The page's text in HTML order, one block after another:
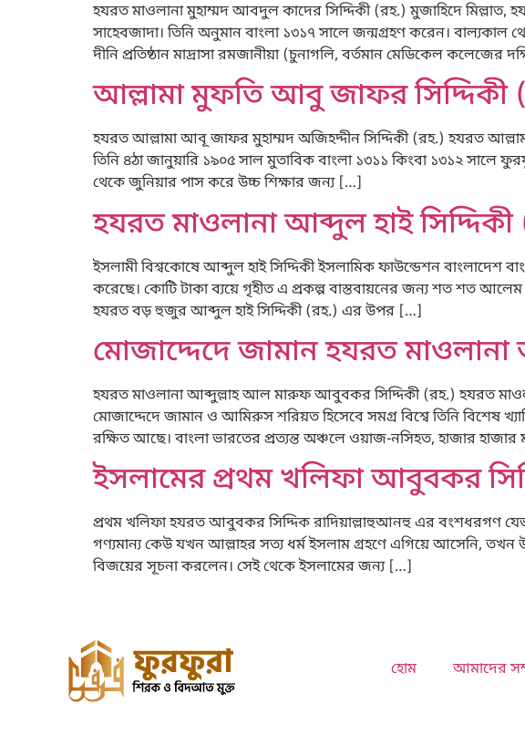
হযরত মাওলানা মুহাম্মদ আবদুল কাদের সিদ্দিকী (রহ.) মুজাহিদে
সাহেবজাদা। তিনি অনুমান বাংলা ১৩১৭ সালে জন্মগ্রহণ করেন। বাল্যকাল
দীনি প্রতিষ্ঠান মাদ্রাসা রমজানীয়া (চুনাগলি, বর্তমান মেডিকেল কলেজের
আল্লামা মুফতি আবু জাফর সিদ্দিকী
হযরত আল্লামা আবূ জাফর মুহাম্মদ অজিহদ্দীন সিদ্দিকী (রহ.) হযরত
তিনি ৪ঠা জানুয়ারি ১৯০৫ সাল মুতাবিক বাংলা ১৩১১ কিংবা ১৩১২ সালে
থেকে জুনিয়ার পাস করে উচ্চ শিক্ষার জন্য […]
হযরত মাওলানা আব্দুল হাই
ইসলামী বিশ্বকোষে আব্দুল হাই সিদ্দিকী ইসলামিক ফাউন্ডেশন বাংলাদেশ
করেছে। কোটি টাকা ব্যয়ে গৃহীত এ প্রকল্প বাস্তবায়নের জন্য শত শত
হযরত বড় হুজুর আব্দুল হাই সিদ্দিকী (রহ.) এর উপর […]
মোজাদ্দেদে জামান হযরত
হযরত মাওলানা আব্দুল্লাহ আল মারুফ আবুবকর সিদ্দিকী (রহ.) হযরত
মোজাদ্দেদে জামান ও আমিরুস শরিয়ত হিসেবে সমগ্র বিশ্বে তিনি বিশেষ
রক্ষিত আছে। বাংলা ভারতের প্রত্যন্ত অঞ্চলে ওয়াজ-নসিহত, হাজার হাজার
ইসলামের প্রথম খলিফা আবুবকর
প্রথম খলিফা হযরত আবুবকর সিদ্দিক রাদিয়াল্লাহুআনহু এর বংশধরগণ
গণ্যমান্য কেউ যখন আল্লাহর সত্য ধর্ম ইসলাম গ্রহণে এগিয়ে আসেনি, তখন
বিজয়ের সূচনা করলেন। সেই থেকে ইসলামের জন্য […]
হোম আমাদের